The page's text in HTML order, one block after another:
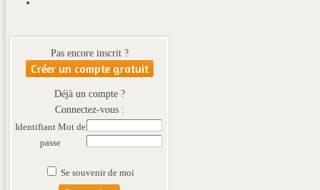
Pas encore inscrit ?
Créer un compte gratuit
Déjà un compte ?
Connectez-vous :
Identifiant Mot de
passe
Se souvenir de moi